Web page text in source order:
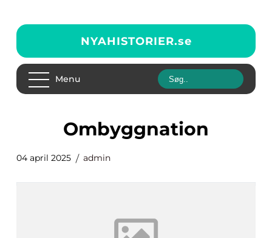
NYAHISTORIER.se
Menu
Ombyggnation
04 april 2025 admin